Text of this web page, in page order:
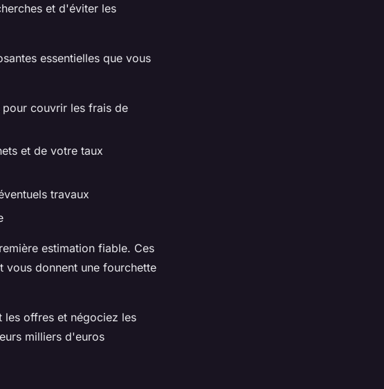
et d'éviter les
essentielles que vous
couvrir les frais de
et de votre taux
travaux
estimation fiable. Ces
vous donnent une fourchette
les offres et négociez les
milliers d'euros